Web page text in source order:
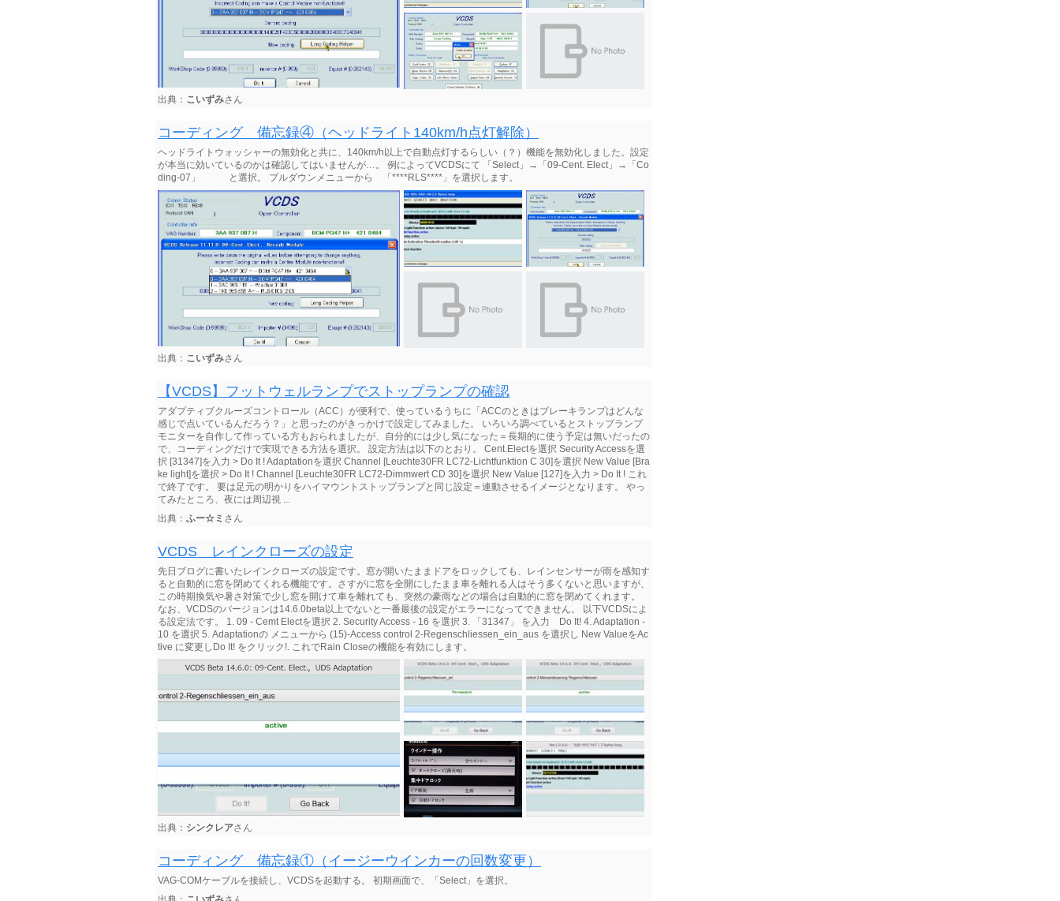
出典： こいずみさん
コーディング 備忘録④（ヘッドライト140km/h点灯解除）
ヘッドライトウォッシャーの無効化と共に、140km/h以上で自動点灯するらしい（？）機能を無効化しました。設定
が本当に効いているのかは確認してはいませんが…。 例によってVCDSにて 「Select」→「09-Cent. Elect」→「Co
ding-07」 と選択。 プルダウンメニューから 「****RLS****」を選択します。
出典： こいずみさん
【VCDS】フットウェルランプでストップランプの確認
アダプティブクルーズコントロール（ACC）が便利で、使っているうちに「ACCのときはブレーキランプはどんな
感じで点いているんだろう？」と思ったのがきっかけで設定してみました。 いろいろ調べているとストップランプ
モニターを自作して作っている方もおられましたが、自分的には少し気になった＝長期的に使う予定は無いだったの
で、コーディングだけで実現できる方法を選択。 設定方法は以下のとおり。 Cent.Electを選択 Security Accessを選
択 [31347]を入力 > Do It ! Adaptationを選択 Channel [Leuchte30FR LC72-Lichtfunktion C 30]を選択 New Value [Bra
ke light]を選択 > Do It ! Channel [Leuchte30FR LC72-Dimmwert CD 30]を選択 New Value [127]を入力 > Do It ! これ
で終了です。 要は足元の明かりをハイマウントストップランプと同じ設定＝連動させるイメージとなります。 やっ
てみたところ、夜には周辺視 ...
出典： ふー☆ミ さん
VCDS レインクローズの設定
先日ブログに書いたレインクローズの設定です。窓が開いたままドアをロックしても、レインセンサーが雨を感知す
ると自動的に窓を閉めてくれる機能です。さすがに窓を全開にしたまま車を離れる人はそう多くないと思いますが、
この時期換気や暑さ対策で少し窓を開けて車を離れても、突然の豪雨などの場合は自動的に窓を閉めてくれます。
なお、VCDSのバージョンは14.6.0beta以上でないと一番最後の設定がエラーになってできません。 以下VCDSによ
る設定法です。 1. 09 - Cemt Electを選択 2. Security Access - 16 を選択 3. 「31347」 を入力 Do It! 4. Adaptation -
10 を選択 5. Adaptationの メニューから (15)-Access control 2-Regenschliessen_ein_aus を選択し New ValueをAc
tive に変更しDo It! をクリック!. これでRain Closeの機能を有効にします。
出典： シンクレアさん
コーディング 備忘録①（イージーウインカーの回数変更）
VAG-COMケーブルを接続し、VCDSを起動する。 初期画面で、「Select」を選択。